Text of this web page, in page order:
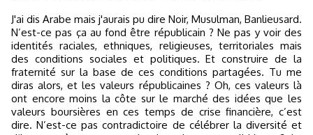
J'ai dis Arabe mais j'aurais pu dire Noir, Musulman, Banlieusard.
N’est-ce pas ça au fond être républicain ? Ne pas y voir des
identités raciales, ethniques, religieuses, territoriales mais
des conditions sociales et politiques. Et construire de la
fraternité sur la base de ces conditions partagées. Tu me
diras alors, et les valeurs républicaines ? Oh, ces valeurs là
ont encore moins la côte sur le marché des idées que les
valeurs boursières en ces temps de crise financière, c’est
dire. N’est-ce pas contradictoire de célébrer la diversité et